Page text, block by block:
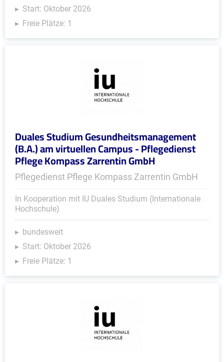
Start: Oktober 2026
Freie Plätze: 1
Duales Studium Gesundheitsmanagement
(B.A.) am virtuellen Campus - Pflegedienst
Pflege Kompass Zarrentin GmbH
Pflegedienst Pflege Kompass Zarrentin GmbH
In Kooperation mit IU Duales Studium (Internationale
Hochschule)
bundesweit
Start: Oktober 2026
Freie Plätze: 1